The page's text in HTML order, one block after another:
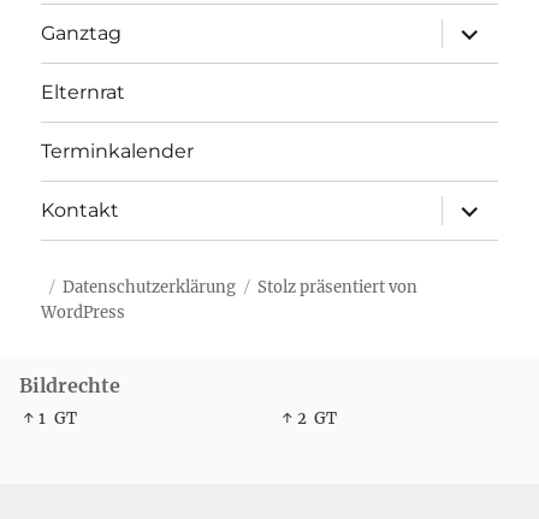
Ganztag
öffnen
Elternrat
Terminkalender
Kontakt
öffnen
Datenschutzerklärung
Stolz präsentiert von
WordPress
Bildrechte
↑ 1 GT ↑ 2 GT